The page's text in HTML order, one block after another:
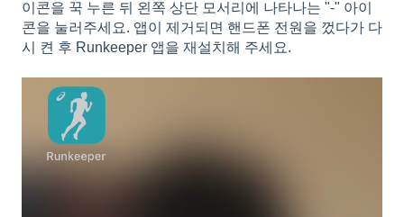
이콘을 꾹 누른 뒤 왼쪽 상단 모서리에 나타나는 "-" 아이
콘을 눌러주세요. 앱이 제거되면 핸드폰 전원을 껐다가 다
시 켠 후 Runkeeper 앱을 재설치해 주세요.